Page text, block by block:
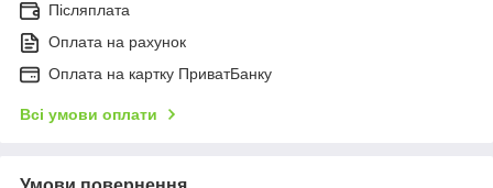
Післяплата
Оплата на рахунок
Оплата на картку ПриватБанку
Всі умови оплати